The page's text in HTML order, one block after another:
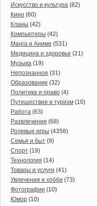
Искусство и культура (82)
Кино (60)
Кланы (42)
Компьютеры (42)
Манга и Аниме (531)
Медицина и здоровье (21)
Музыка (19)
Непознанное (31)
Образование (32)
Политика и право (4)
Путешествия и туризм (10)
Работа (63)
Развлечения (68)
Ролевые игры (4358)
Семья и быт (9)
Спорт (19)
Технология (14)
Товары и услуги (41)
Увлечения и хобби (73)
Фотографии (10)
Юмор (10)